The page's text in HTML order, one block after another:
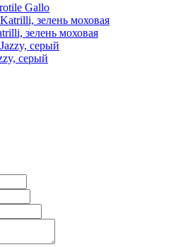
Gallo
зелень моховая
серый